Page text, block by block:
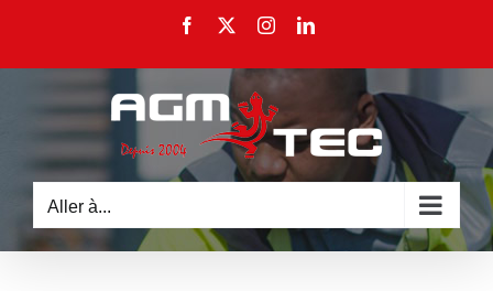
contenu
Facebook InstagramLinkedIn
Aller à...